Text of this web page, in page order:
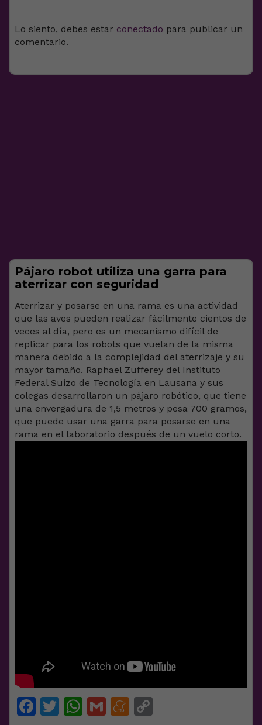
Lo siento, debes estar conectado para publicar un
comentario.
Pájaro robot utiliza una garra para
aterrizar con seguridad
Aterrizar y posarse en una rama es una actividad
que las aves pueden realizar fácilmente cientos de
veces al día, pero es un mecanismo difícil de
replicar para los robots que vuelan de la misma
manera debido a la complejidad del aterrizaje y su
mayor tamaño. Raphael Zufferey del Instituto
Federal Suizo de Tecnología en Lausana y sus
colegas desarrollaron un pájaro robótico, que tiene
una envergadura de 1,5 metros y pesa 700 gramos,
que puede usar una garra para posarse en una
rama en el laboratorio después de un vuelo corto.
Facebook
Twitter
WhatsApp
GmailMeneame